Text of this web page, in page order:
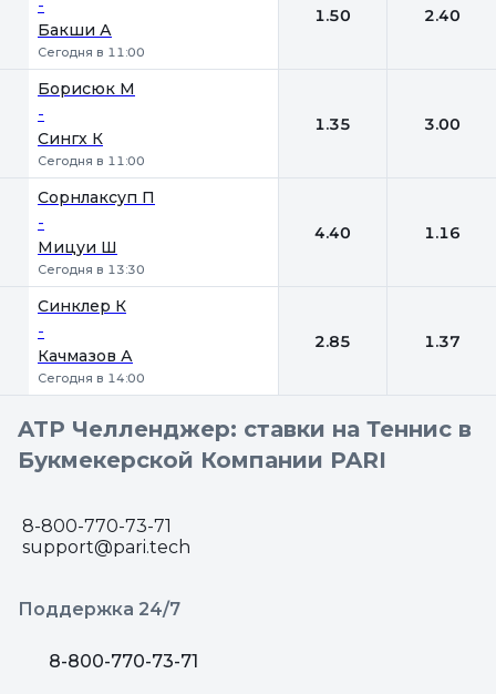
-
Бакши А
Сегодня в 11:00
1.50 2.40
Борисюк М
-
Сингх К
Сегодня в 11:00
1.35 3.00
Сорнлаксуп П
-
Мицуи Ш
Сегодня в 13:30
4.40 1.16
Синклер К
-
Качмазов А
Сегодня в 14:00
2.85 1.37
ATP Челленджер: ставки на Теннис в
Букмекерской Компании PARI
8-800-770-73-71
support@pari.tech
Поддержка 24/7
8-800-770-73-71